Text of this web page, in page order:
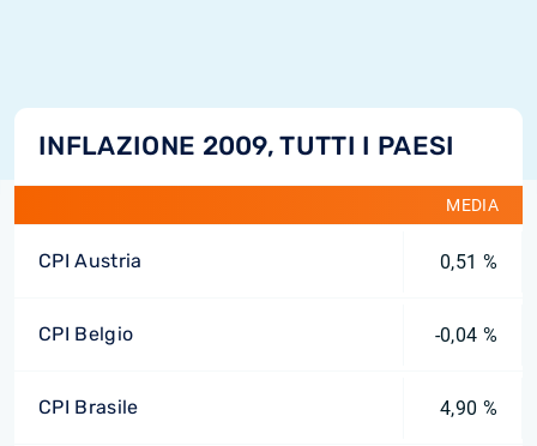
INFLAZIONE 2009, TUTTI I PAESI
MEDIA
CPI Austria 0,51 %
CPI Belgio -0,04 %
CPI Brasile 4,90 %